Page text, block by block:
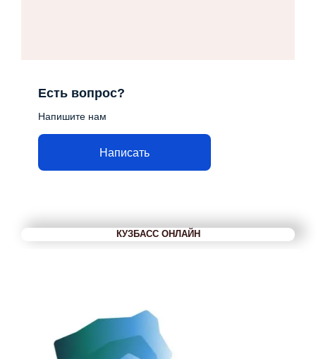
Есть вопрос?
Напишите нам
Написать
КУЗБАСС ОНЛАЙН